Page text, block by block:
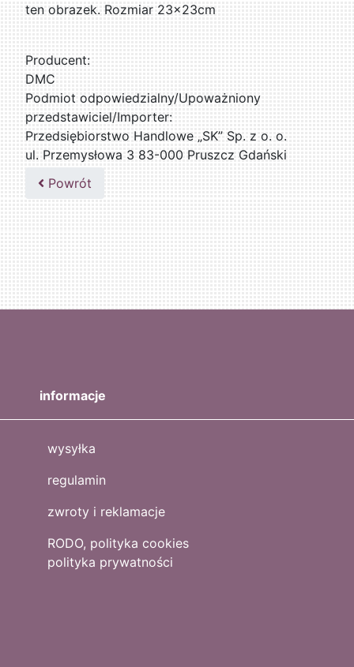
ten obrazek. Rozmiar 23x23cm
Producent:
DMC
Podmiot odpowiedzialny/Upoważniony
przedstawiciel/Importer:
Przedsiębiorstwo Handlowe „SK” Sp. z o. o.
ul. Przemysłowa 3 83-000 Pruszcz Gdański
509076255
Powrót
informacje
wysyłka
regulamin
zwroty i reklamacje
RODO, polityka cookies
polityka prywatności